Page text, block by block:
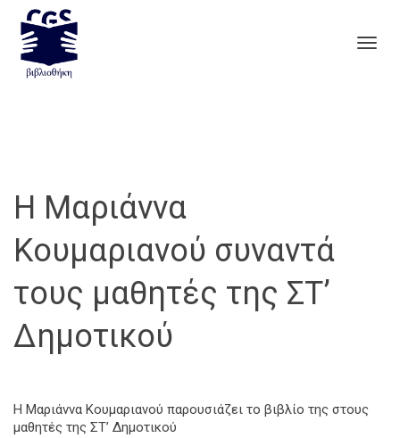
Η Μαριάννα
Κουμαριανού συναντά
τους μαθητές της ΣΤ’
Δημοτικού
Η Μαριάννα Κουμαριανού παρουσιάζει το βιβλίο της στους
μαθητές της ΣΤ’ Δημοτικού